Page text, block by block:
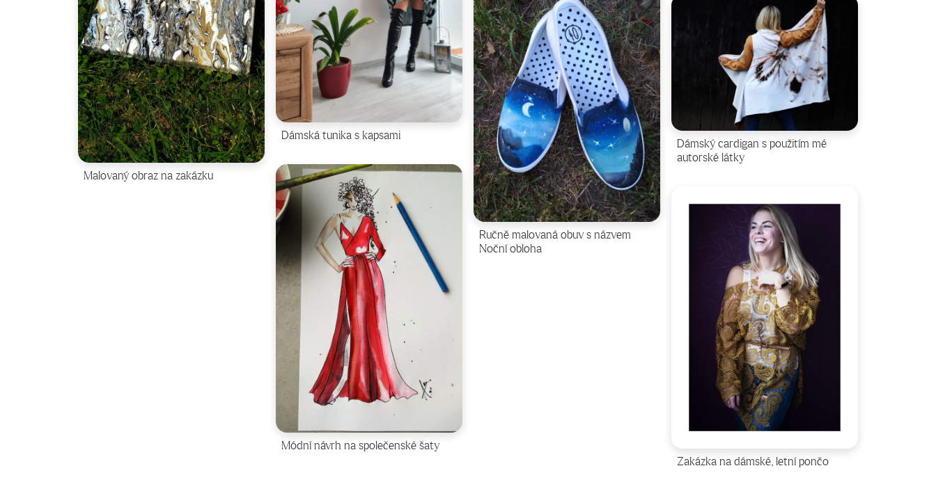
Malovaný obraz na zakázku
Dámská tunika s kapsami
Ručně malovaná obuv s názvem
Noční obloha
Dámský cardigan s použitím mé
autorské látky
Módní návrh na společenské šaty
Zakázka na dámské, letní pončo